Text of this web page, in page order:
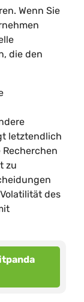
Wenn Sie
die den
letztendlich
zu
des